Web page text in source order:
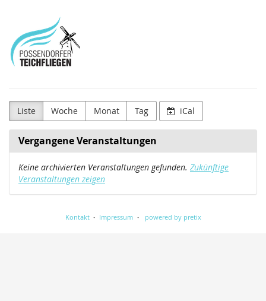
Inhalt
springen
Possendorfer
Teichfliegenverein
e.V.
Liste Woche Monat Tag iCal
Vergangene Veranstaltungen
Keine archivierten Veranstaltungen gefunden. Zukünftige
Veranstaltungen zeigen
Kontakt Impressum powered by pretix